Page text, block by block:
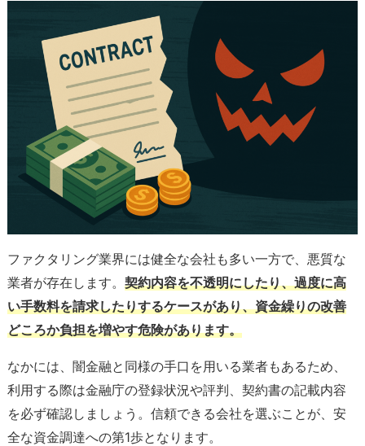
ファクタリング業界には健全な会社も多い一方で、悪質な
業者が存在します。 契約内容を不透明にしたり、過度に高
い手数料を請求したりするケースがあり、資金繰りの改善
どころか負担を増やす危険があります。
なかには、闇金融と同様の手口を用いる業者もあるため、
利用する際は金融庁の登録状況や評判、契約書の記載内容
を必ず確認しましょう。信頼できる会社を選ぶことが、安
全な資金調達への第1歩となります。